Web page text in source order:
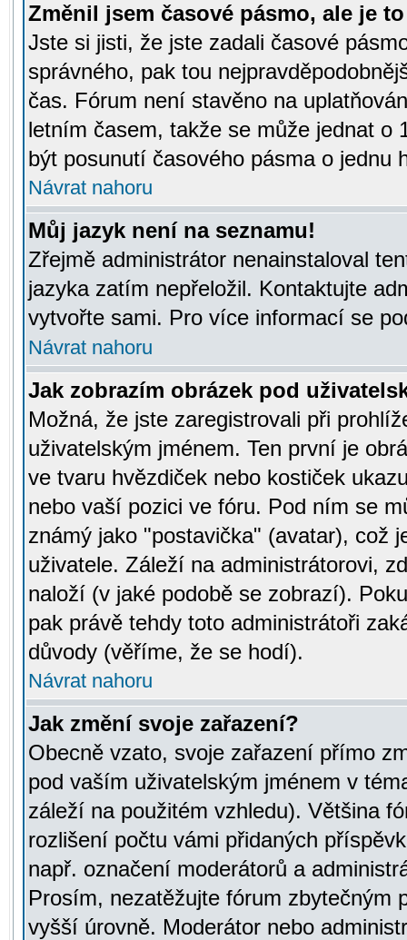
Změnil jsem časové pásmo, ale je
Jste si jisti, že jste zadali časové
správného, pak tou
čas. Fórum není stavěno na
letním časem, takže se může jednat o
být posunutí časového pásma o jednu
Návrat nahoru
Můj jazyk není na seznamu!
Zřejmě administrátor nenainstaloval
jazyka zatím nepřeložil. Kontaktujte
vytvořte sami. Pro více informací se
Návrat nahoru
Jak zobrazím obrázek pod
Možná, že jste zaregistrovali při
uživatelským jménem. Ten první je
ve tvaru hvězdiček nebo kostiček
nebo vaší pozici ve fóru. Pod ním se
známý jako "postavička" (avatar), což
uživatele. Záleží na administrátorovi,
naloží (v jaké podobě se zobrazí).
pak právě tehdy toto administrátoři
důvody (věříme, že se hodí).
Návrat nahoru
Jak změní svoje zařazení?
Obecně vzato, svoje zařazení přímo
pod vaším uživatelským jménem v
záleží na použitém vzhledu). Většina
rozlišení počtu vámi přidaných
např. označení moderátorů a
Prosím, nezatěžujte fórum zbytečným
vyšší úrovně. Moderátor nebo